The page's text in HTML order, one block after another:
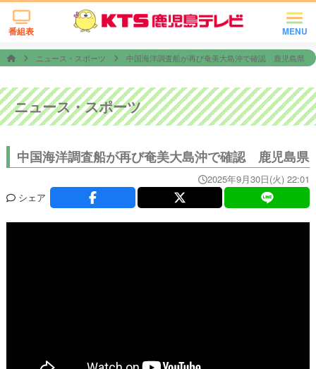
MENU
番組表
ニュース・スポーツ 中国海洋調査船が再び奄美大島沖で確認 鹿児島県
ニュース・スポーツ
中国海洋調査船が再び奄美大島沖で確認 鹿児島県
2025年9月30日(火) 22:01
シェア